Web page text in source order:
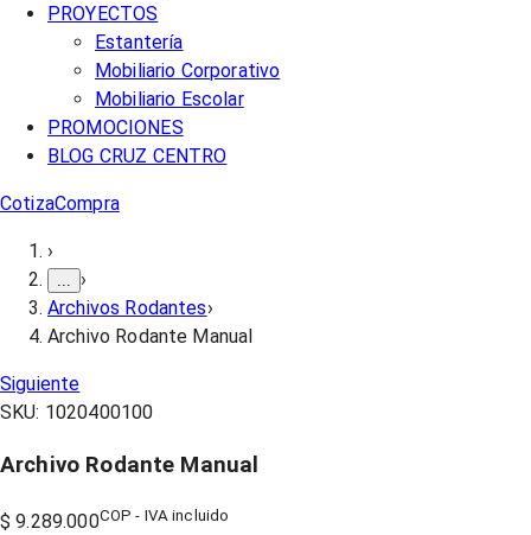
PROYECTOS
Estantería
Mobiliario Corporativo
Mobiliario Escolar
PROMOCIONES
BLOG CRUZ CENTRO
CotizaCompra
›
›
Archivos Rodantes›
Archivo Rodante Manual
Siguiente
SKU: 1020400100
Archivo Rodante Manual
$ 9.289.000COP - IVA incluido